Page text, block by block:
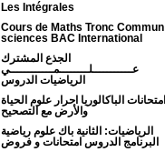
Les Intégrales
Cours de Maths Tronc Commun
sciences BAC International
الجذع المشترك
عـــــــــــلــــــــمــــــــــــي
الرياضيات الدروس
امتحانات الباكالوريا احرار علوم الحياة
والأرض مع التصحيح
الرياضيات: الثانية باك علوم رياضية
البرنامج الدروس امتحانات و فروض